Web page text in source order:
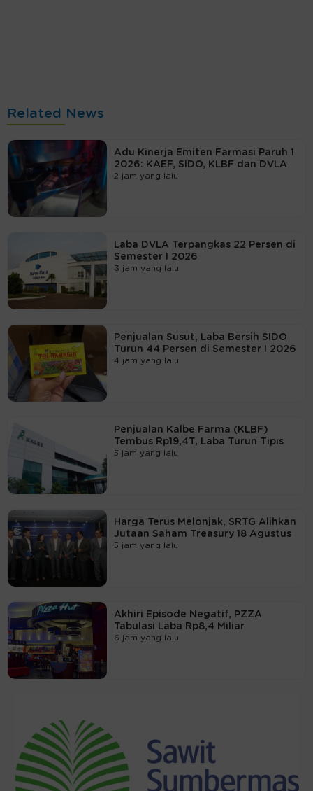
Related News
Adu Kinerja Emiten Farmasi Paruh 1
2026: KAEF, SIDO, KLBF dan DVLA
2 jam yang lalu
Laba DVLA Terpangkas 22 Persen di
Semester I 2026
3 jam yang lalu
Penjualan Susut, Laba Bersih SIDO
Turun 44 Persen di Semester I 2026
4 jam yang lalu
Penjualan Kalbe Farma (KLBF)
Tembus Rp19,4T, Laba Turun Tipis
5 jam yang lalu
Harga Terus Melonjak, SRTG Alihkan
Jutaan Saham Treasury 18 Agustus
5 jam yang lalu
Akhiri Episode Negatif, PZZA
Tabulasi Laba Rp8,4 Miliar
6 jam yang lalu